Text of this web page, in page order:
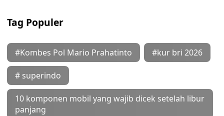
Tag Populer
#Kombes Pol Mario Prahatinto #kur bri 2026
# superindo
10 komponen mobil yang wajib dicek setelah libur
panjang